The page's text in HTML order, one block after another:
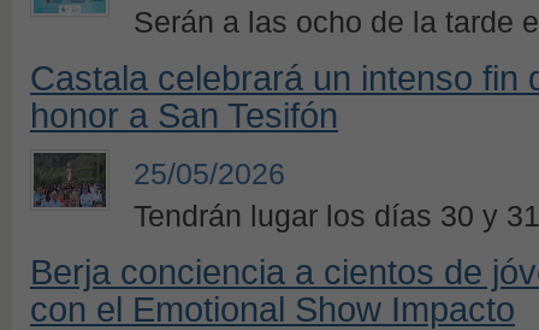
Serán a las ocho de la tarde
Castala celebrará un intenso fin
honor a San Tesifón
25/05/2026
Tendrán lugar los días 30 y
Berja conciencia a cientos de
con el Emotional Show Impacto